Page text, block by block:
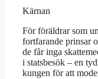
Kärnan
För föräldrar som
fortfarande prinsar
de får inga
i statsbesök – en
kungen för att